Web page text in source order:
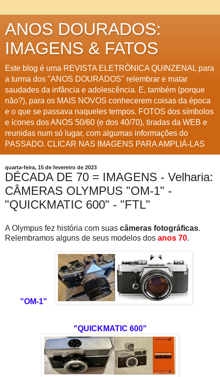
ANOS DOURADOS:
IMAGENS & FATOS
Este blog é uma REVISTA ELETRÔNICA QUINZENAL para
a turma dos "ANOS DOURADOS" relembrar e matar
saudades da infância e adolescência. E, também (porque
não?), para os MAIS NOVOS conhecerem coisas da época
e o que se passava naqueles tempos. FOTOS dos símbolos
e ícones dos ANOS 50/60 (e dos 40/70), tiradas da WEB e
reunidas num só lugar, com algumas informações do
PASSADO. CLICAR NAS IMAGENS PARA AMPLIÁ-LAS
quarta-feira, 15 de fevereiro de 2023
DÉCADA DE 70 = IMAGENS - Velharia:
CÂMERAS OLYMPUS "OM-1" -
"QUICKMATIC 600" - "FTL"
A Olympus fez história com suas câmeras fotográficas.
Relembramos alguns de seus modelos dos anos 70.
"OM-1"
"QUICKMATIC 600"